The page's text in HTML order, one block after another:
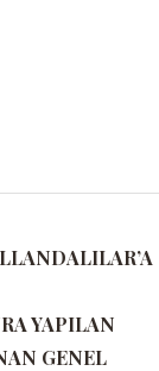
YAPILAN
GENEL